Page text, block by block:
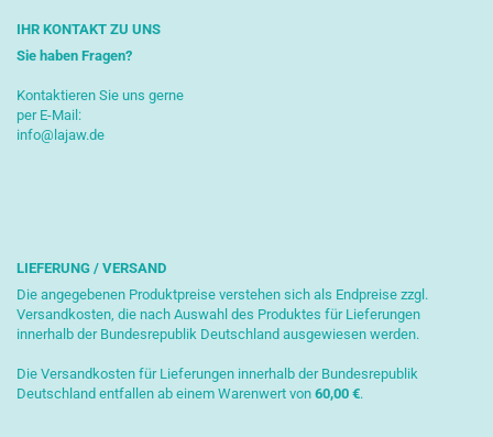
IHR KONTAKT ZU UNS
Sie haben Fragen?
Kontaktieren Sie uns gerne
per E-Mail:
info@lajaw.de
LIEFERUNG / VERSAND
Die angegebenen Produktpreise verstehen sich als Endpreise zzgl.
Versandkosten, die nach Auswahl des Produktes für Lieferungen
innerhalb der Bundesrepublik Deutschland ausgewiesen werden.
Die Versandkosten für Lieferungen innerhalb der Bundesrepublik
Deutschland entfallen ab einem Warenwert von 60,00 €.